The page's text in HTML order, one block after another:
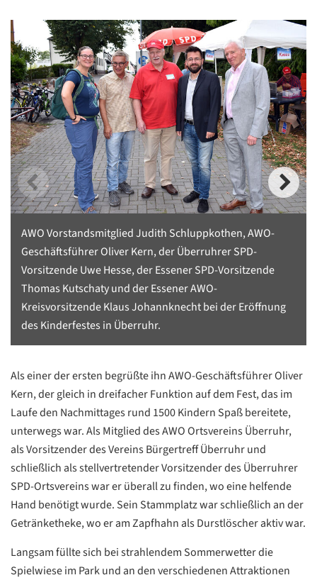
AWO Vorstandsmitglied Judith Schluppkothen, AWO-
Geschäftsführer Oliver Kern, der Überruhrer SPD-
Vorsitzende Uwe Hesse, der Essener SPD-Vorsitzende
Thomas Kutschaty und der Essener AWO-
Kreisvorsitzende Klaus Johannknecht bei der Eröffnung
des Kinderfestes in Überruhr.
Als einer der ersten begrüßte ihn AWO-Geschäftsführer Oliver
Kern, der gleich in dreifacher Funktion auf dem Fest, das im
Laufe den Nachmittages rund 1500 Kindern Spaß bereitete,
unterwegs war. Als Mitglied des AWO Ortsvereins Überruhr,
als Vorsitzender des Vereins Bürgertreff Überruhr und
schließlich als stellvertretender Vorsitzender des Überruhrer
SPD-Ortsvereins war er überall zu finden, wo eine helfende
Hand benötigt wurde. Sein Stammplatz war schließlich an der
Getränketheke, wo er am Zapfhahn als Durstlöscher aktiv war.
Langsam füllte sich bei strahlendem Sommerwetter die
Spielwiese im Park und an den verschiedenen Attraktionen